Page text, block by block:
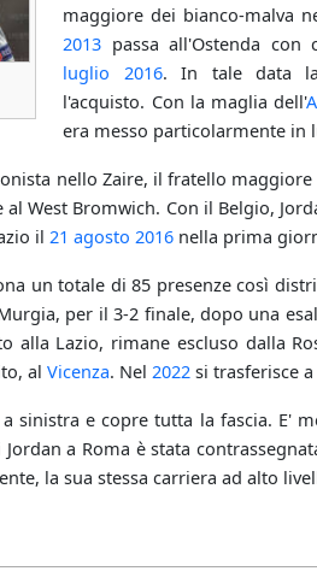
maggiore dei bianco-malva
2013 passa all'Ostenda
luglio
2016. In tale data
l'acquisto. Con la maglia dell'
era messo particolarmente in
nello Zaire, il fratello
al West Bromwich. Con il Belgio,
il 21 agosto 2016 nella prima
un totale di 85 presenze così
per il 3-2 finale, dopo una
alla Lazio, rimane escluso dalla
al Vicenza. Nel 2022 si trasferisce
sinistra e copre tutta la fascia. E'
a Roma è stata
la sua stessa carriera ad alto